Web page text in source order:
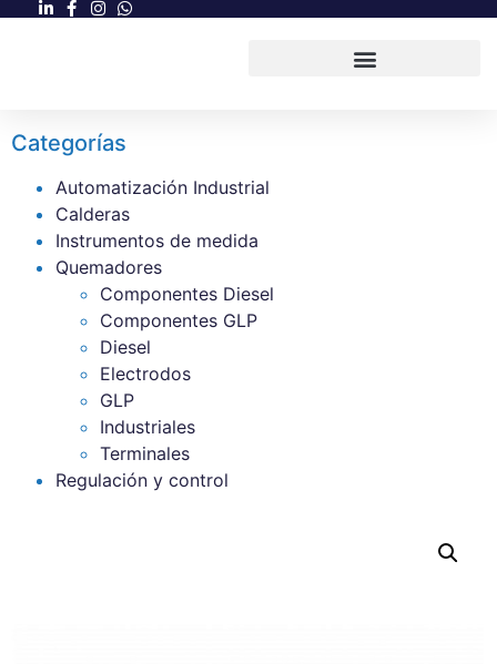
Categorías
Automatización Industrial
Calderas
Instrumentos de medida
Quemadores
Componentes Diesel
Componentes GLP
Diesel
Electrodos
GLP
Industriales
Terminales
Regulación y control